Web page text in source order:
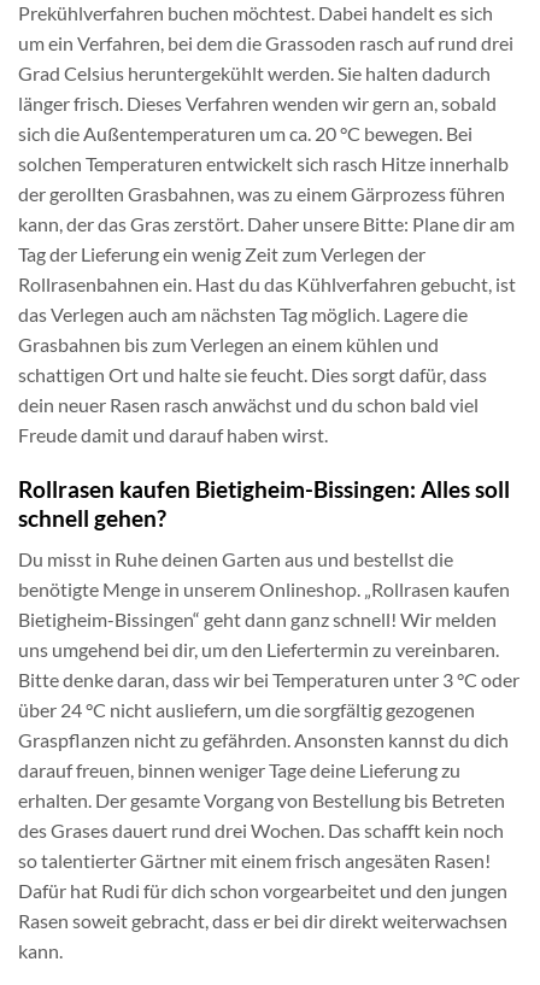
Prekühlverfahren buchen möchtest. Dabei handelt es sich
um ein Verfahren, bei dem die Grassoden rasch auf rund drei
Grad Celsius heruntergekühlt werden. Sie halten dadurch
länger frisch. Dieses Verfahren wenden wir gern an, sobald
sich die Außentemperaturen um ca. 20 °C bewegen. Bei
solchen Temperaturen entwickelt sich rasch Hitze innerhalb
der gerollten Grasbahnen, was zu einem Gärprozess führen
kann, der das Gras zerstört. Daher unsere Bitte: Plane dir am
Tag der Lieferung ein wenig Zeit zum Verlegen der
Rollrasenbahnen ein. Hast du das Kühlverfahren gebucht, ist
das Verlegen auch am nächsten Tag möglich. Lagere die
Grasbahnen bis zum Verlegen an einem kühlen und
schattigen Ort und halte sie feucht. Dies sorgt dafür, dass
dein neuer Rasen rasch anwächst und du schon bald viel
Freude damit und darauf haben wirst.
Rollrasen kaufen Bietigheim-Bissingen: Alles soll
schnell gehen?
Du misst in Ruhe deinen Garten aus und bestellst die
benötigte Menge in unserem Onlineshop. „Rollrasen kaufen
Bietigheim-Bissingen“ geht dann ganz schnell! Wir melden
uns umgehend bei dir, um den Liefertermin zu vereinbaren.
Bitte denke daran, dass wir bei Temperaturen unter 3 °C oder
über 24 °C nicht ausliefern, um die sorgfältig gezogenen
Graspflanzen nicht zu gefährden. Ansonsten kannst du dich
darauf freuen, binnen weniger Tage deine Lieferung zu
erhalten. Der gesamte Vorgang von Bestellung bis Betreten
des Grases dauert rund drei Wochen. Das schafft kein noch
so talentierter Gärtner mit einem frisch angesäten Rasen!
Dafür hat Rudi für dich schon vorgearbeitet und den jungen
Rasen soweit gebracht, dass er bei dir direkt weiterwachsen
kann.